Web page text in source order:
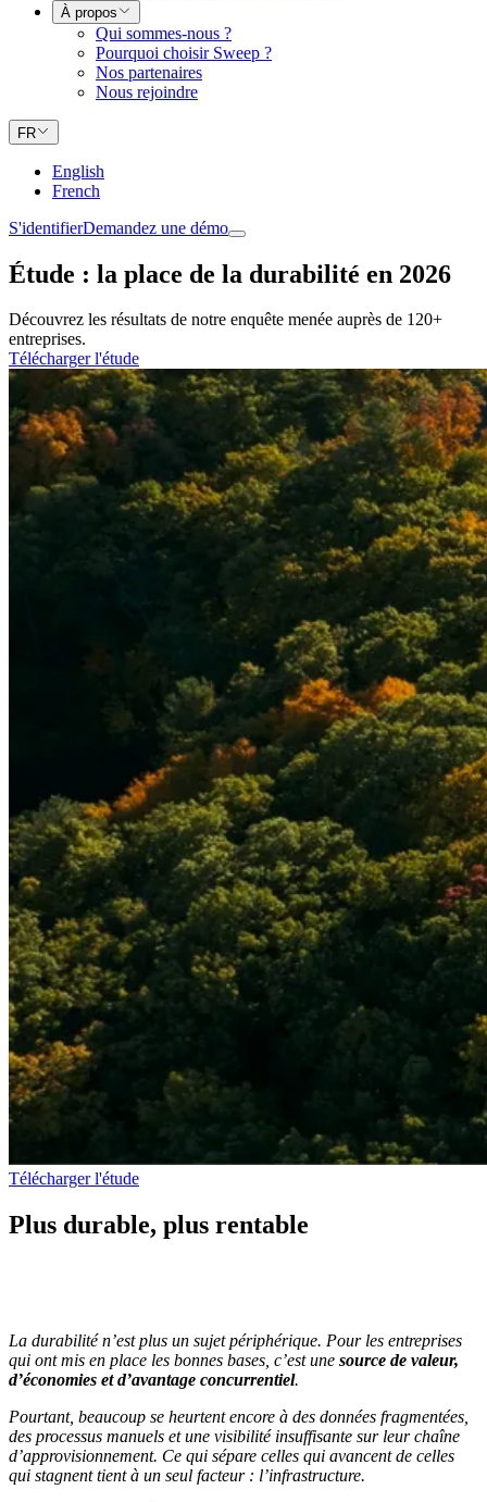
À propos
Qui sommes-nous ?
Pourquoi choisir Sweep ?
Nos partenaires
Nous rejoindre
FR
English
French
S'identifierDemandez une démo
Étude : la place de la durabilité en 2026
Découvrez les résultats de notre enquête menée auprès de 120+
entreprises.
Télécharger l'étude
Télécharger l'étude
Plus durable, plus rentable
La durabilité n’est plus un sujet périphérique. Pour les entreprises
qui ont mis en place les bonnes bases, c’est une source de valeur,
d’économies et d’avantage concurrentiel.
Pourtant, beaucoup se heurtent encore à des données fragmentées,
des processus manuels et une visibilité insuffisante sur leur chaîne
d’approvisionnement. Ce qui sépare celles qui avancent de celles
qui stagnent tient à un seul facteur : l’infrastructure.